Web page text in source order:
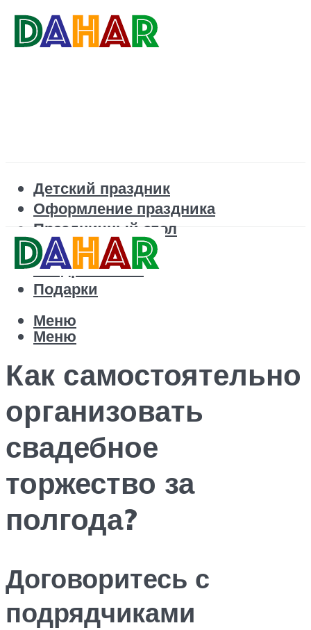
Детский праздник
Оформление праздника
Праздничный стол
Корпоратив
Поздравления
Подарки
Меню
Меню
Как самостоятельно
организовать
свадебное
торжество за
полгода?
Договоритесь с
подрядчиками